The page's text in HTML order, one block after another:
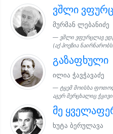
ვშლი
მურმან ლებანიძე
ვშლი ვფურცლავ
(აქ პოეზია
გაზაფხული
ილია ჭავჭავაძე
ტყემ მოისხა
აგერ მერცხალიც
მე
ხუტა ბერულავა